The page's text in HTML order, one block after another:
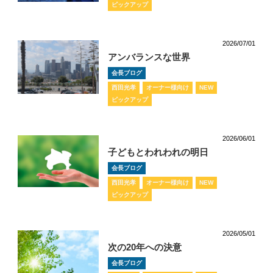
ピックアップ
2026/07/01
アンバランスな世界
会長ブログ
西田光孝 オーナー様向け
NEW
ピックアップ
2026/06/01
子どもとわれわれの明日
会長ブログ
西田光孝 オーナー様向け
NEW
ピックアップ
2026/05/01
次の20年への決意
会長ブログ